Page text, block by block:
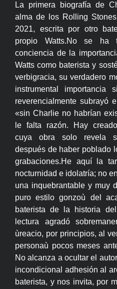
La primera biografía de
alma de los Rolling
2021, escrita por otro
propio Watts.No se ha
conciencia de la
Watts como baterista y
verbigracia, su verdadero
instrumental
reverencialmente subrayó
«sin Charlie no habrían
le falta razón. Hay
cuya obra solo revela
después de haber poblado
grabaciones.He aquí la
nocturnidad e idolatría; no
una inquebrantable y muy
puro estilo gonzoù del
baterista de la historia
lectura agradó
ùreacio, por principios, al
personaù pocos meses
No alcanza a ocultar el
incondicional adhesión al
baterista, y nos invita, por